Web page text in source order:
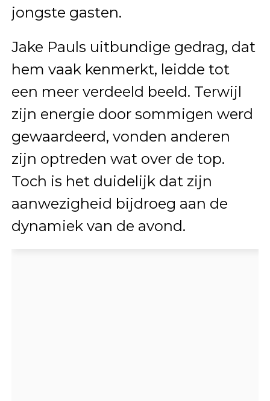
jongste gasten.
Jake Pauls uitbundige gedrag, dat
hem vaak kenmerkt, leidde tot
een meer verdeeld beeld. Terwijl
zijn energie door sommigen werd
gewaardeerd, vonden anderen
zijn optreden wat over de top.
Toch is het duidelijk dat zijn
aanwezigheid bijdroeg aan de
dynamiek van de avond.